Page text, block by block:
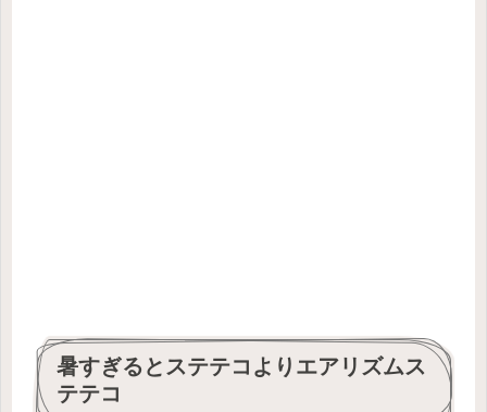
暑すぎるとステテコよりエアリズムス
テテコ